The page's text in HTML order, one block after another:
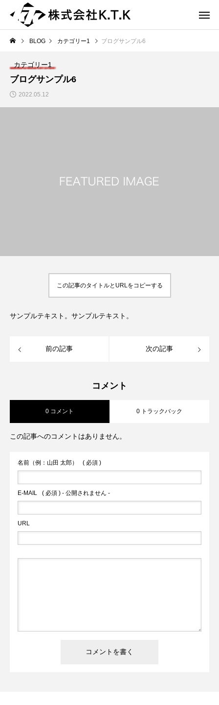
BLOG カテゴリー1 ブログサンプル6
カテゴリー1
ブログサンプル6
2022.05.12
この記事のタイトルとURLをコピーする
サンプルテキスト。サンプルテキスト。
前の記事 次の記事
コメント
0 コメント 0 トラックバック
この記事へのコメントはありません。
名前（例：山田 太郎） ( 必須 )
E-MAIL ( 必須 ) - 公開されません -
URL